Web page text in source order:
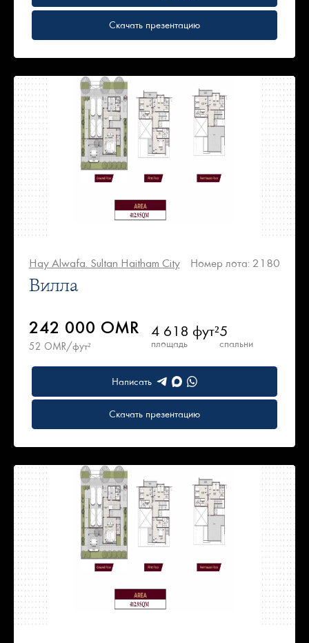
Скачать презентацию
Hay Alwafa. Sultan Haitham City Номер лота: 2180
Вилла
242 000 OMR
52 OMR/фут²
4 618 фут²
площадь
5
спальни
Написать
Скачать презентацию